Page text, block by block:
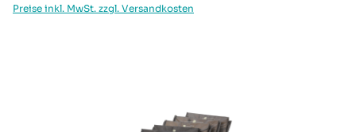
Preise inkl. MwSt. zzgl. Versandkosten